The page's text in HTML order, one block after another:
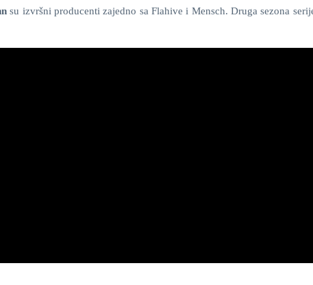
su izvršni producenti zajedno sa Flahive i Mensch. Druga sezona